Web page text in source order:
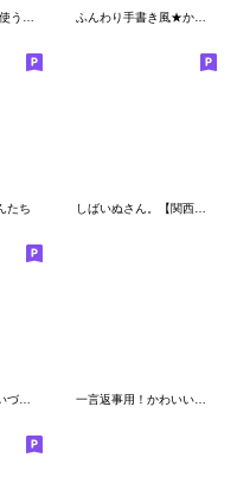
ふんわり手書き風★かまってチビ柴28
たち しばいぬさん。【関西弁3】
いつもの日常「あいづち」スタンプ 一言返事用！かわいいかまってチビ柴その10